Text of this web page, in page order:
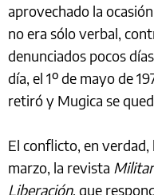
aprovechado la
no era sólo verbal,
denunciados pocos
día, el 1º de mayo de
retiró y Mugica se
El conflicto, en verdad,
marzo, la revista
Liberación, que